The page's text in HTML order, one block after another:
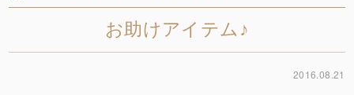
お助けアイテム♪
2016.08.21